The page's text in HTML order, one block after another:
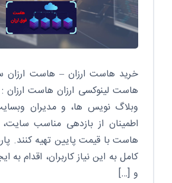
خرید هاست ارزان – هاست
هاست لینوکسی ارزان هاست ارزان
وبلاگ نویس ها، و مدیران
اطمینان از بازدهی مناسب
هاست با قیمت پایین تهیه کنند.
کامل به این نیاز کاربران، اقدام به
و […]